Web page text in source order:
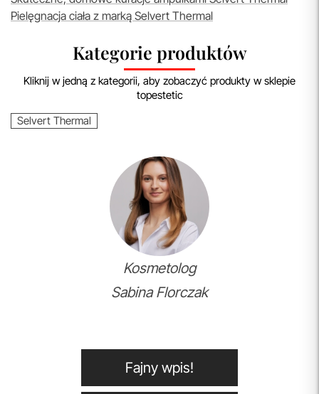
Pielęgnacja ciała z marką Selvert Thermal
Kategorie produktów
Kliknij w jedną z kategorii, aby zobaczyć produkty w sklepie
topestetic
Selvert Thermal
Kosmetolog
Sabina Florczak
Fajny wpis!